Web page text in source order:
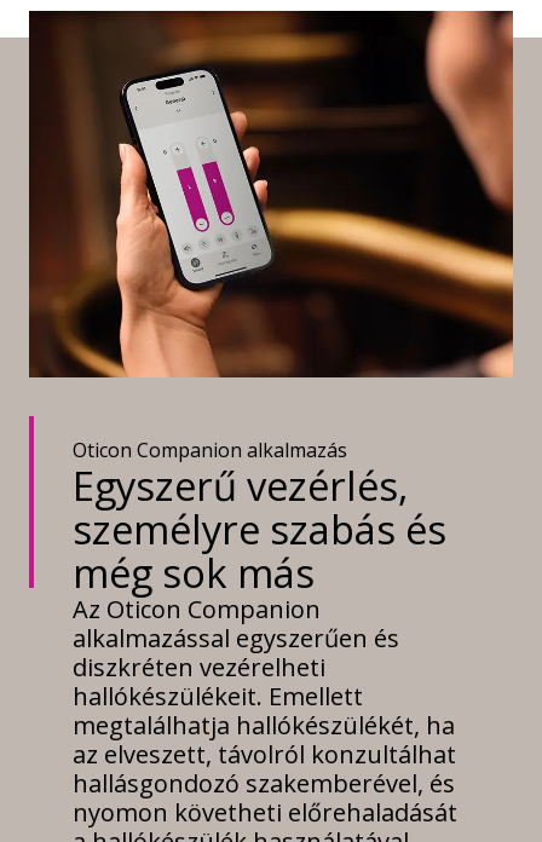
tartozékok
Oticon Companion alkalmazás
Egyszerű vezérlés,
személyre szabás és
még sok más
Az Oticon Companion
alkalmazással egyszerűen és
diszkréten vezérelheti
hallókészülékeit. Emellett
megtalálhatja hallókészülékét, ha
az elveszett, távolról konzultálhat
hallásgondozó szakemberével, és
nyomon követheti előrehaladását